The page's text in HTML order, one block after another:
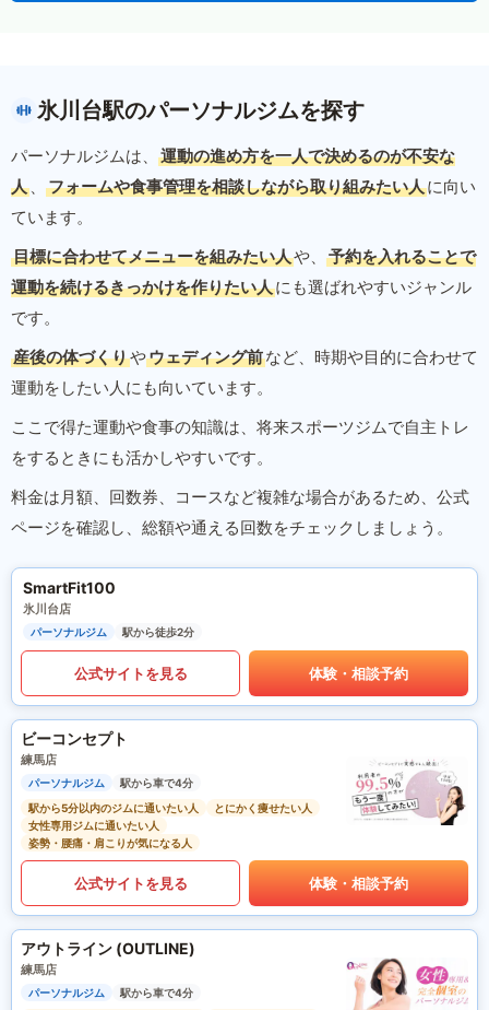
氷川台駅のパーソナルジムを探す
パーソナルジムは、
運動の進め方を一人で決めるのが不安な
人 、 フォームや食事管理を相談しながら取り組みたい人に向い
ています。
目標に合わせてメニューを組みたい人や、
予約を入れることで
運動を続けるきっかけを作りたい人にも選ばれやすいジャンル
です。
産後の体づくりやウェディング前など、時期や目的に合わせて
運動をしたい人にも向いています。
ここで得た運動や食事の知識は、将来スポーツジムで自主トレ
をするときにも活かしやすいです。
料金は月額、回数券、コースなど複雑な場合があるため、公式
ページを確認し、総額や通える回数をチェックしましょう。
SmartFit100
氷川台店
パーソナルジム 駅から徒歩2分
公式サイトを見る 体験・相談予約
ビーコンセプト
練馬店
パーソナルジム
駅から車で4分
駅から5分以内のジムに通いたい人
とにかく痩せたい人
女性専用ジムに通いたい人
姿勢・腰痛・肩こりが気になる人
公式サイトを見る 体験・相談予約
アウトライン (OUTLINE)
練馬店
パーソナルジム
駅から車で4分